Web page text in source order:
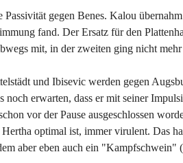
gegen Benes. Kalou übernahm
fand. Der Ersatz für den
mit, in der zweiten ging nicht
und Ibisevic werden gegen
erwarten, dass er mit seiner
vor der Pause ausgeschlossen
optimal ist, immer virulent. Das
aber eben auch ein "Kampfschwein"